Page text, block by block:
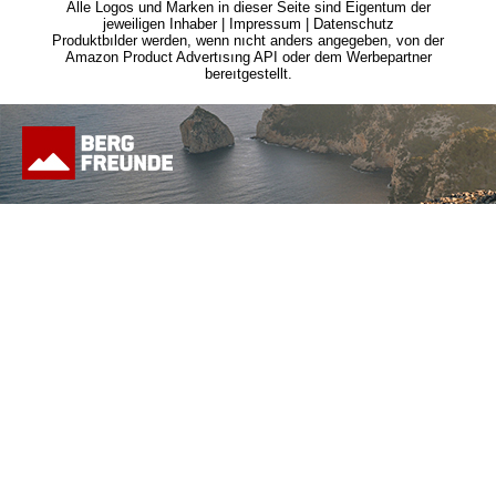
Alle Logos und Marken in dieser Seite sind Eigentum der
jeweiligen Inhaber |
Impressum
Datenschutz
Produktbılder werden, wenn nıcht anders angegeben, von der
Amazon Product Advertısıng API oder dem Werbepartner
bereıtgestellt.